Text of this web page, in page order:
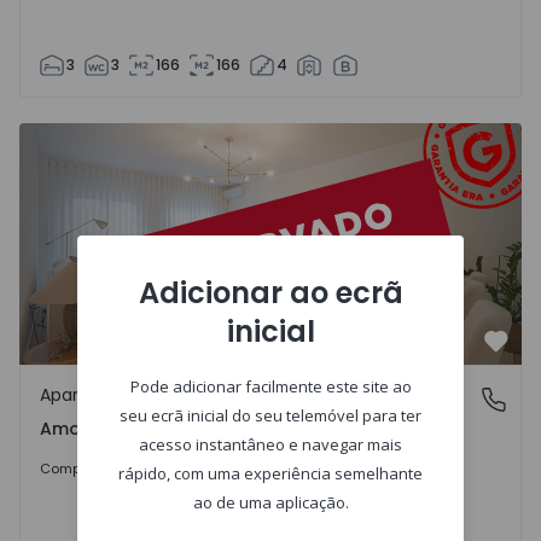
3 3 166 166 4
Apartamento T2 Seixal, Amora - 1537013 - 16
Amora, Seixal
Apartamento
Amora, Seixal
Comprar 365.000 €
Adicionar ao ecrã
inicial
Pode adicionar facilmente este site ao
seu ecrã inicial do seu telemóvel para ter
acesso instantâneo e navegar mais
rápido, com uma experiência semelhante
ao de uma aplicação.